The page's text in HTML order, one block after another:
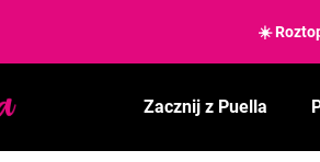
☀️
Zacznij z Puella